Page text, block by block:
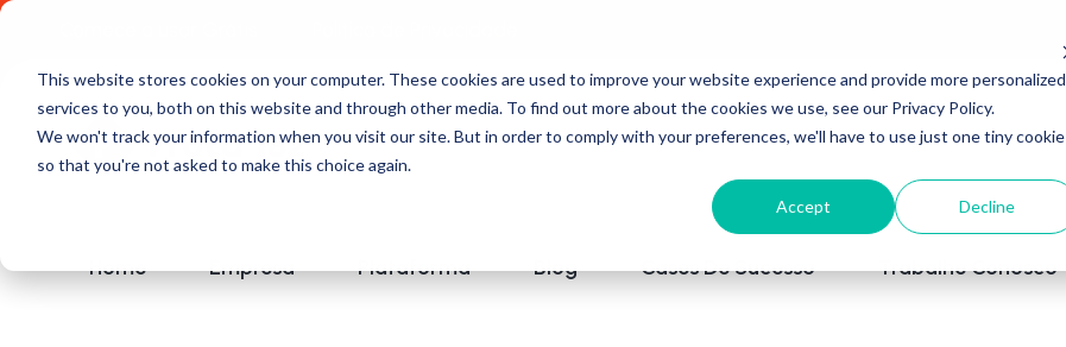
This website stores cookies on your computer. These cookies are used to improve your website experience and provide more personalized
services to you, both on this website and through other media. To find out more about the cookies we use, see our Privacy Policy.
We won't track your information when you visit our site. But in order to comply with your preferences, we'll have to use just one tiny cookie
so that you're not asked to make this choice again.
Accept Decline
Home Empresa Plataforma Blog Cases De Sucesso Trabalhe Conosco